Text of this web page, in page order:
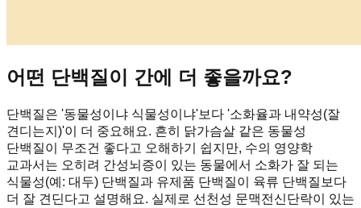
어떤 단백질이 간에 더 좋을까요?
단백질은 '동물성이냐 식물성이냐'보다 '소화율과 내약성(잘
견디는지)'이 더 중요해요. 흔히 닭가슴살 같은 동물성
단백질이 무조건 좋다고 오해하기 쉽지만, 수의 영양학
교과서는 오히려 간성뇌증이 있는 동물에서 소화가 잘 되는
식물성(예: 대두) 단백질과 유제품 단백질이 육류 단백질보다
더 잘 견딘다고 설명해요. 실제로 선천성 문맥전신단락이 있는